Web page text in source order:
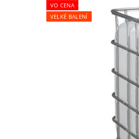
VO CENA
VELKÉ BALENÍ